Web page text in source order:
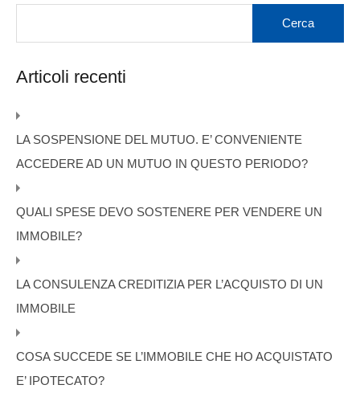
Articoli recenti
LA SOSPENSIONE DEL MUTUO. E’ CONVENIENTE
ACCEDERE AD UN MUTUO IN QUESTO PERIODO?
QUALI SPESE DEVO SOSTENERE PER VENDERE UN
IMMOBILE?
LA CONSULENZA CREDITIZIA PER L’ACQUISTO DI UN
IMMOBILE
COSA SUCCEDE SE L’IMMOBILE CHE HO ACQUISTATO
E’ IPOTECATO?